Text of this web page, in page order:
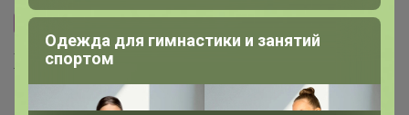
Сайт закупки
Хиты продаж
Одежда для гимнастики и занятий
спортом